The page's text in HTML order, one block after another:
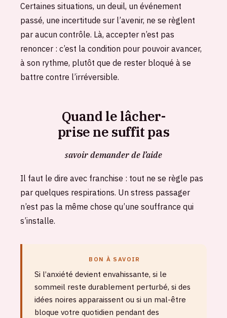
Certaines situations, un deuil, un événement
passé, une incertitude sur l’avenir, ne se règlent
par aucun contrôle. Là, accepter n’est pas
renoncer : c’est la condition pour pouvoir avancer,
à son rythme, plutôt que de rester bloqué à se
battre contre l’irréversible.
Quand le lâcher-
prise ne suffit pas
savoir demander de l’aide
Il faut le dire avec franchise : tout ne se règle pas
par quelques respirations. Un stress passager
n’est pas la même chose qu’une souffrance qui
s’installe.
BON À SAVOIR
Si l’anxiété devient envahissante, si le
sommeil reste durablement perturbé, si des
idées noires apparaissent ou si un mal-être
bloque votre quotidien pendant des